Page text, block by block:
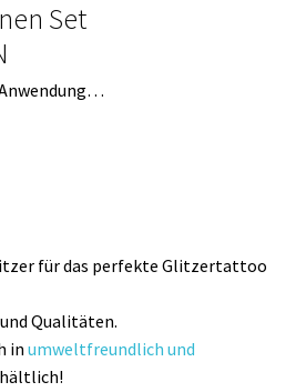
Set
für das perfekte Glitzertattoo
und Qualitäten.
in umweltfreundlich und